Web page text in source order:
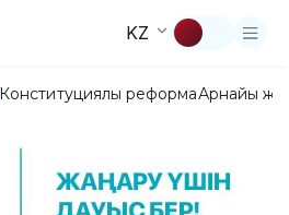
KZ
Конституциялық реформаАрнайы